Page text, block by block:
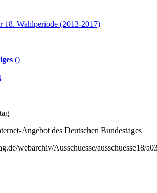
18. Wahlperiode (2013-2017)
()
Angebot des Deutschen Bundestages
webarchiv/Ausschuesse/ausschuesse18/